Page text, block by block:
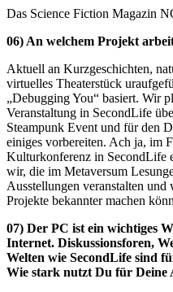
Das Science Fiction Magazin
06) An welchem Projekt
Aktuell an Kurzgeschichten,
virtuelles Theaterstück
„Debugging You“ basiert. Wir
Veranstaltung in SecondLife
Steampunk Event und für den
einiges vorbereiten. Ach ja, im
Kulturkonferenz in SecondLife
wir, die im Metaversum
Ausstellungen veranstalten
Projekte bekannter machen
07) Der PC ist ein wichtiges
Internet. Diskussionsforen,
Welten wie SecondLife sind
Wie stark nutzt Du für Deine